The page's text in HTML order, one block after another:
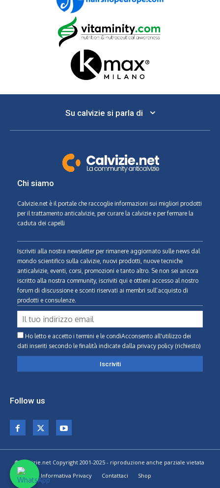
Su calvizie si parla di
Chi siamo
Calvizie.net è il portale che raccoglie informazioni sui migliori prodotti
per il trattamento anticalvizie, per curare la calvizie e per fermare la
caduta dei capelli
Iscriviti alla nostra newsletter per rimanere aggiornato sulle news dal
mondo scientifico sulla calvizie, nuovi prodotti, nuove tecniche
anticalvizie, eventi, corsi, promozioni e tanto altro. Se non sei ancora
iscritto alla nostra community, iscriviti qui e ottieni accesso al nostro
forum di discussione e sconti riservati ai membri sull’acquisto di
prodotti e consulenze.
Ho letto e accetto i termini e le condiAcconsento all'utilizzo dei
dati inseriti secondo le finalità indicate dalla privacy policy (richiesto)
Follow us
© Calvizie.net Copyright 2001-2025 - riproduzione anche parziale vietata
Home
Informativa Privacy Contattaci Shop